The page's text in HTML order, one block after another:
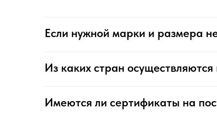
Если нужной марки и размера
Из каких стран
Имеются ли сертификаты на